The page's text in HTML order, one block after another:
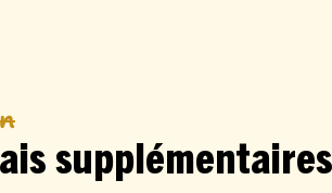
supplémentaires